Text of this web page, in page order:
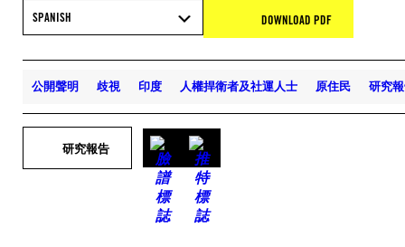
SPANISH DOWNLOAD PDF
公開聲明 歧視 印度 人權捍衛者及社運人士 原住民 研究
研究報告